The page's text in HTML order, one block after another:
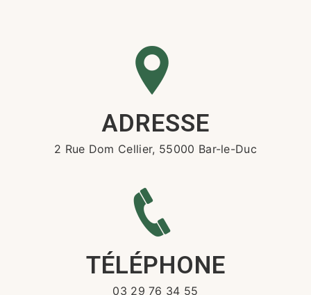
ADRESSE
2 Rue Dom Cellier, 55000 Bar-le-Duc
TÉLÉPHONE
03 29 76 34 55